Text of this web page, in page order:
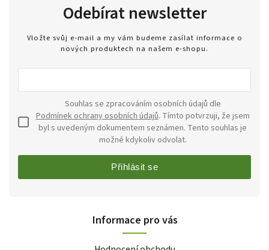
Odebírat newsletter
Vložte svůj e-mail a my vám budeme zasílat informace o
nových produktech na našem e-shopu.
Podmínek ochrany osobních údajů. Tímto potvrzuji, že jsem
byl s uvedeným dokumentem seznámen. Tento souhlas je
možné kdykoliv odvolat.
Přihlásit se
Informace pro vás